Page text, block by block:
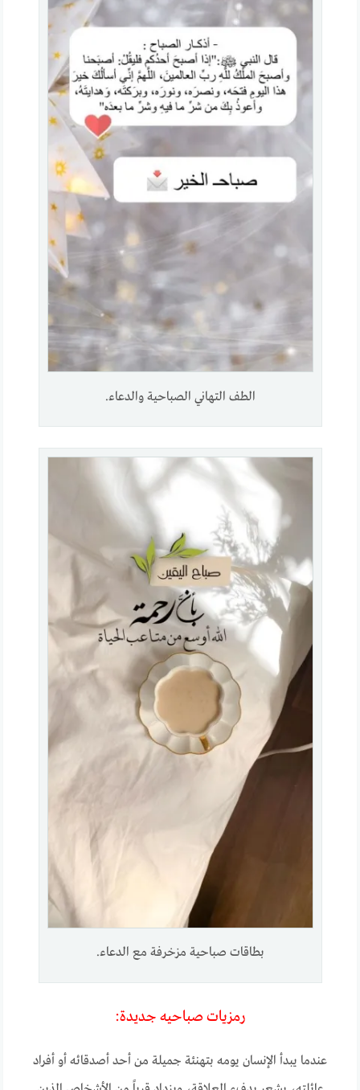
الطف التهاني الصباحية والدعاء.
بطاقات صباحية مزخرفة مع الدعاء.
رمزيات صباحيه جديدة:
عندما يبدأ الإنسان يومه بتهنئة جميلة من أحد أصدقائه أو أفراد